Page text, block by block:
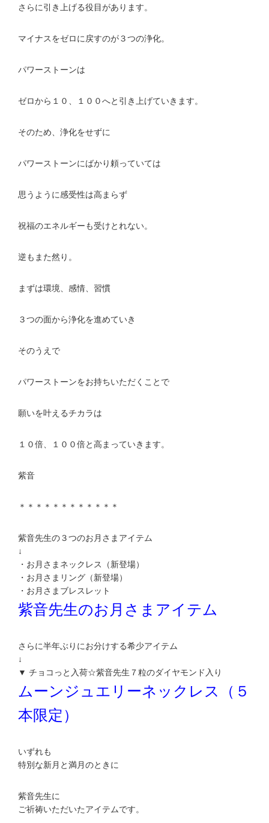
さらに引き上げる役目があります。
マイナスをゼロに戻すのが３つの浄化。
パワーストーンは
ゼロから１０、１００へと引き上げていきます。
そのため、浄化をせずに
パワーストーンにばかり頼っていては
思うように感受性は高まらず
祝福のエネルギーも受けとれない。
逆もまた然り。
まずは環境、感情、習慣
３つの面から浄化を進めていき
そのうえで
パワーストーンをお持ちいただくことで
願いを叶えるチカラは
１０倍、１００倍と高まっていきます。
紫音
＊＊＊＊＊＊＊＊＊＊＊＊
紫音先生の３つのお月さまアイテム
↓
・お月さまネックレス（新登場）
・お月さまリング（新登場）
・お月さまブレスレット
紫音先生のお月さまアイテム
さらに半年ぶりにお分けする希少アイテム
↓
▼ チョコっと入荷☆紫音先生７粒のダイヤモンド入り
ムーンジュエリーネックレス（５
本限定）
いずれも
特別な新月と満月のときに
紫音先生に
ご祈祷いただいたアイテムです。